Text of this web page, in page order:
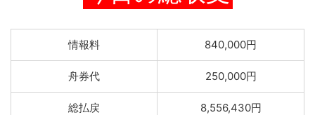
情報料 840,000円
舟券代 250,000円
総払戻 8,556,430円